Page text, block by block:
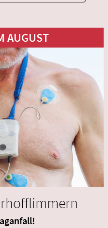
AUGUST